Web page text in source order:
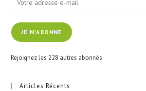
adresse
e-
mailJE M'ABONNE
Rejoignez les 228 autres abonnés
Articles Récents